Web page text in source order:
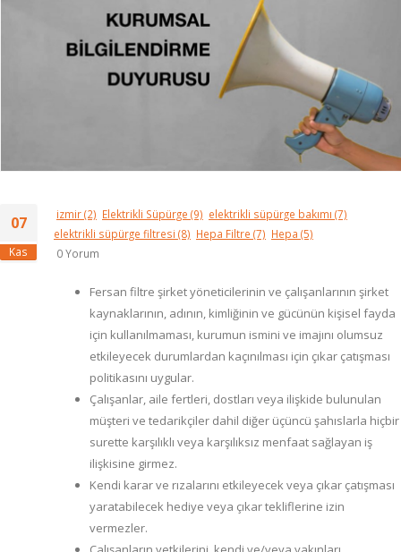
07
Kas
izmir(2) Elektrikli Süpürge (9) elektrikli süpürge bakımı (7)
elektrikli süpürge filtresi (8) Hepa Filtre (7) Hepa (5)
0 Yorum
Fersan filtre şirket yöneticilerinin ve çalışanlarının şirket
kaynaklarının, adının, kimliğinin ve gücünün kişisel fayda
için kullanılmaması, kurumun ismini ve imajını olumsuz
etkileyecek durumlardan kaçınılması için çıkar çatışması
politikasını uygular.
Çalışanlar, aile fertleri, dostları veya ilişkide bulunulan
müşteri ve tedarikçiler dahil diğer üçüncü şahıslarla hiçbir
surette karşılıklı veya karşılıksız menfaat sağlayan iş
ilişkisine girmez.
Kendi karar ve rızalarını etkileyecek veya çıkar çatışması
yaratabilecek hediye veya çıkar tekliflerine izin
vermezler.